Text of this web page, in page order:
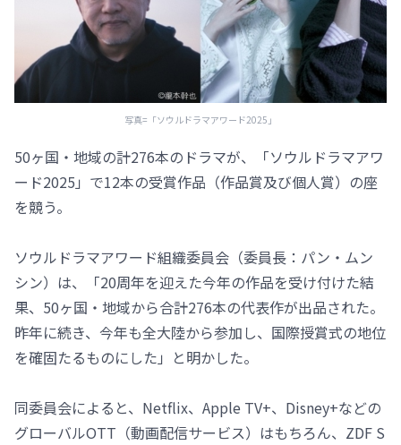
写真=「ソウルドラマアワード2025」
50ヶ国・地域の計276本のドラマが、「ソウルドラマアワ
ード2025」で12本の受賞作品（作品賞及び個人賞）の座
を競う。
ソウルドラマアワード組織委員会（委員長：パン・ムン
シン）は、「20周年を迎えた今年の作品を受け付けた結
果、50ヶ国・地域から合計276本の代表作が出品された。
昨年に続き、今年も全大陸から参加し、国際授賞式の地位
を確固たるものにした」と明かした。
同委員会によると、Netflix、Apple TV+、Disney+などの
グローバルOTT（動画配信サービス）はもちろん、ZDF S